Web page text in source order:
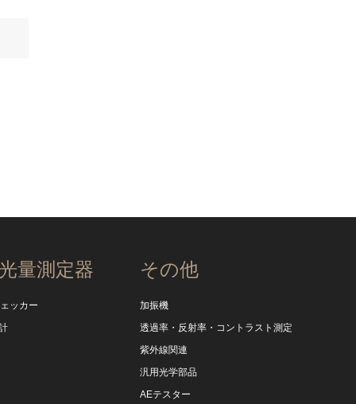
量測定器
ッカー
その他
加振機
透過率・反射率・コントラスト測定
紫外線関連
汎用光学部品
AEテスター